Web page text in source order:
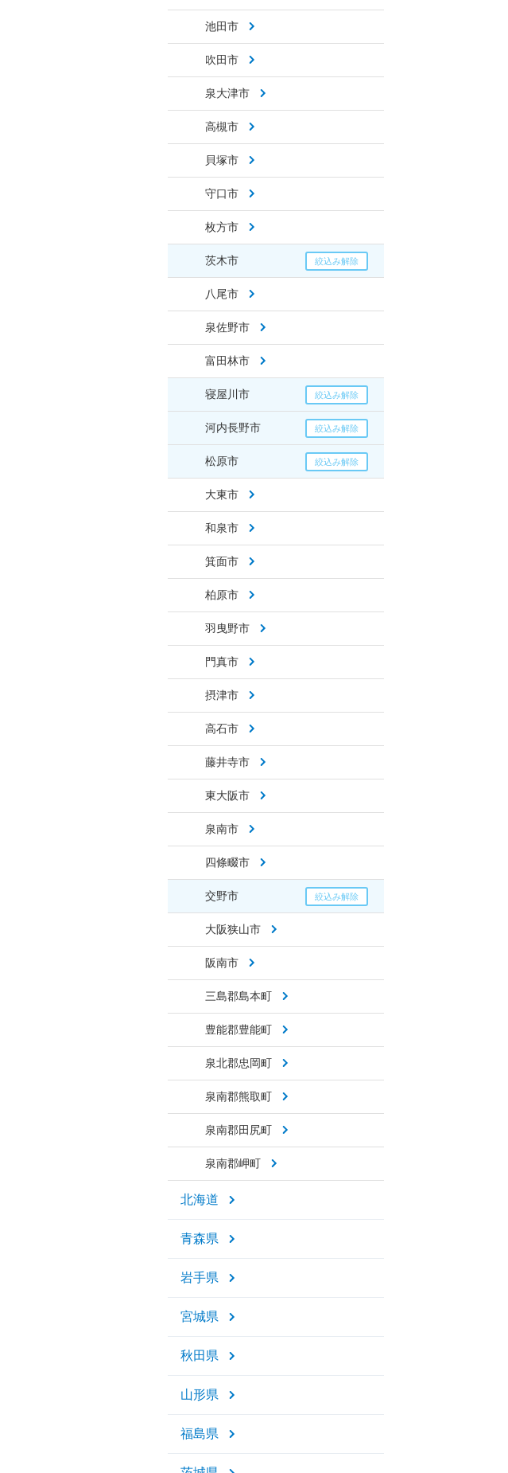
池田市
吹田市
泉大津市
高槻市
貝塚市
守口市
枚方市
茨木市
八尾市
泉佐野市
富田林市
寝屋川市
河内長野市
松原市
大東市
和泉市
箕面市
柏原市
羽曳野市
門真市
摂津市
高石市
藤井寺市
東大阪市
泉南市
四條畷市
交野市
大阪狭山市
阪南市
三島郡島本町
豊能郡豊能町
泉北郡忠岡町
泉南郡熊取町
泉南郡田尻町
泉南郡岬町
北海道
青森県
岩手県
宮城県
秋田県
山形県
福島県